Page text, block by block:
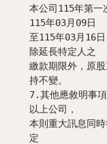
本公司115年第一
115年03月09日
至115年03月16
除延長特定人之
繳款期限外，原
持不變。
7.其他應敘明事
以上公司，
本則重大訊息同
定